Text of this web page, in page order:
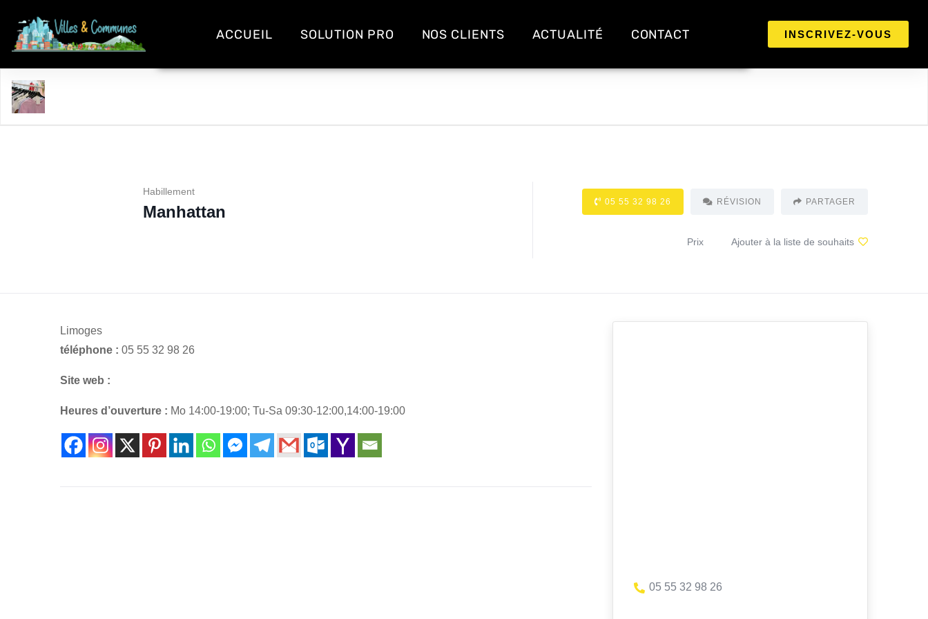
ACCUEIL SOLUTION PRO NOS CLIENTS ACTUALITÉ CONTACT INSCRIVEZ-VOUS
Habillement
Manhattan
05 55 32 98 26 RÉVISION PARTAGER
Prix Ajouter à la liste de souhaits
Limoges
téléphone : 05 55 32 98 26
Site web :
Heures d’ouverture : Mo 14:00-19:00; Tu-Sa 09:30-12:00,14:00-19:00
05 55 32 98 26